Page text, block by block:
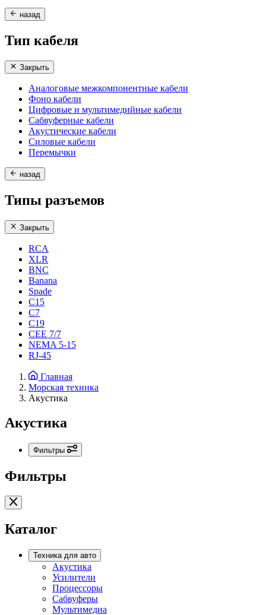
назад
Тип кабеля
Закрыть
Аналоговые межкомпонентные кабели
Фоно кабели
Цифровые и мультимедийные кабели
Сабвуферные кабели
Акустические кабели
Силовые кабели
Перемычки
назад
Типы разъемов
Закрыть
RCA
XLR
BNC
Banana
Spade
C15
С7
C19
CEE 7/7
NEMA 5-15
RJ-45
Главная
Морская техника
Акустика
Акустика
Фильтры
Фильтры
Каталог
Техника для авто
Акустика
Усилители
Процессоры
Сабвуферы
Мультимедиа